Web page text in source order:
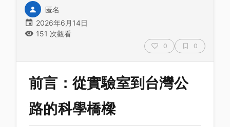
匿名
2026年6月14日
151 次觀看
0 0
前言：從實驗室到台灣公
路的科學橋樑